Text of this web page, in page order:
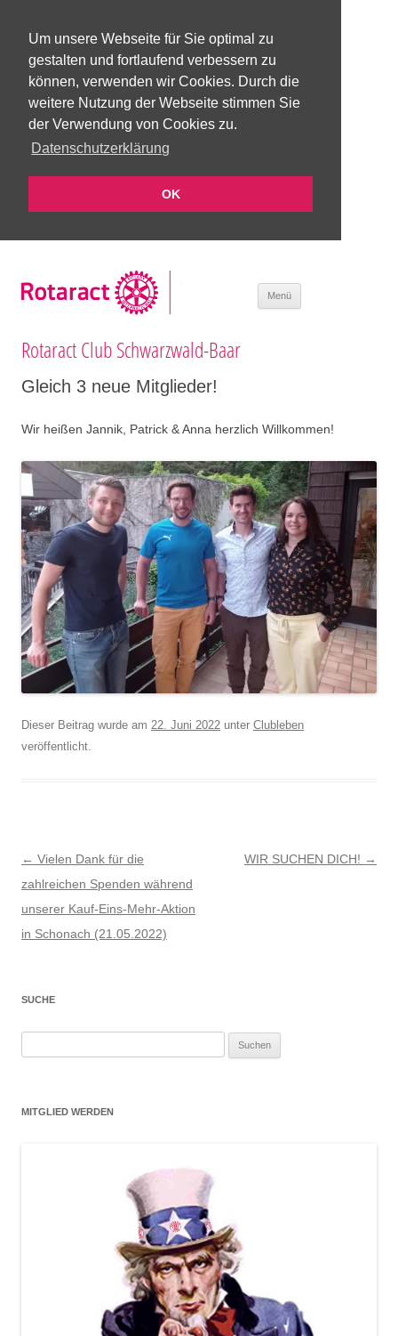
Um unsere Webseite für Sie optimal zu
gestalten und fortlaufend verbessern zu
können, verwenden wir Cookies. Durch die
weitere Nutzung der Webseite stimmen Sie
der Verwendung von Cookies zu.
Datenschutzerklärung
OK
Rotaract Club Schwarzwald-Baar
Menü
Gleich 3 neue Mitglieder!
Wir heißen Jannik, Patrick & Anna herzlich Willkommen!
Dieser Beitrag wurde am 22. Juni 2022 unter Clubleben
veröffentlicht.
Beitragsnavigation
← Vielen Dank für die
zahlreichen Spenden während
unserer Kauf-Eins-Mehr-Aktion
in Schonach (21.05.2022)
WIR SUCHEN DICH! →
SUCHE
MITGLIED WERDEN